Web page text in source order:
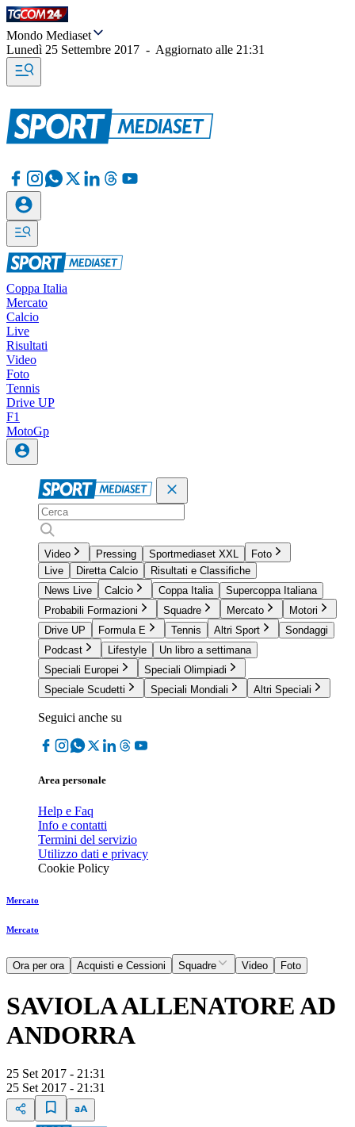
Mondo Mediaset
Lunedì 25 Settembre 2017 - Aggiornato alle 21:31
Coppa Italia
Mercato
Calcio
Live
Risultati
Video
Foto
Tennis
Drive UP
F1
MotoGp
Video Pressing Sportmediaset XXL
Foto
Live
Diretta Calcio
Risultati e Classifiche
News Live
Calcio Coppa Italia
Supercoppa Italiana
Probabili Formazioni
Squadre Mercato
Motori
Drive UP
Formula E Tennis Altri Sport
Sondaggi
Podcast
Lifestyle
Un libro a settimana
Speciali Europei
Speciali Olimpiadi
Speciale Scudetti
Speciali Mondiali Altri Speciali
Seguici anche su
Area personale
Help e Faq
Info e contatti
Termini del servizio
Utilizzo dati e privacy
Cookie Policy
Mercato
Mercato
Ora per ora Acquisti e Cessioni Squadre Video Foto
SAVIOLA ALLENATORE AD
ANDORRA
25 Set 2017 - 21:31
25 Set 2017 - 21:31